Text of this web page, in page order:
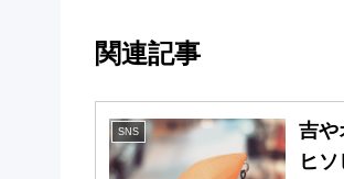
関連記事
SNS
吉や
ヒ